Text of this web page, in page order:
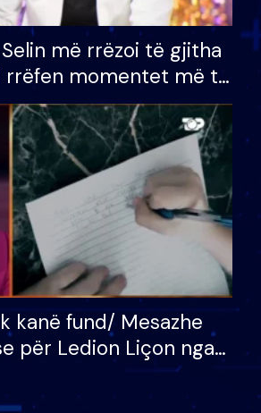
më rrëzoi të gjitha
rrëfen momentet më të
e BB VIP: Do më
e mëngjesit kur…
kanë fund/ Mesazhe
për Ledion Liçon nga
e tij, moderatori
lotët: Nuk meritoj…